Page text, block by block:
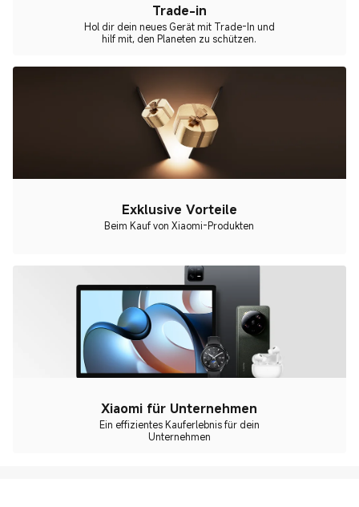
Trade-in
Hol dir dein neues Gerät mit Trade-In und
hilf mit, den Planeten zu schützen.
Exklusive Vorteile
Beim Kauf von Xiaomi-Produkten
Xiaomi für Unternehmen
Ein effizientes Kauferlebnis für dein
Unternehmen